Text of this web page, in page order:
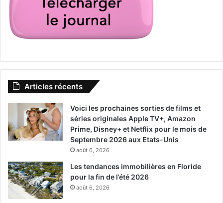
Articles récents
Voici les prochaines sorties de films et
séries originales Apple TV+, Amazon
Prime, Disney+ et Netflix pour le mois de
Septembre 2026 aux Etats-Unis
août 6, 2026
Les tendances immobilières en Floride
pour la fin de l’été 2026
août 6, 2026